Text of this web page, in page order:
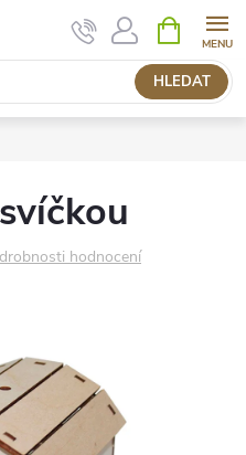
HLEDAT
NÁKUPNÍ
KOŠÍK
hodnocení